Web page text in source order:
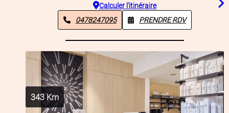
Calculer l'itinéraire
0478247095
PRENDRE RDV
343Km